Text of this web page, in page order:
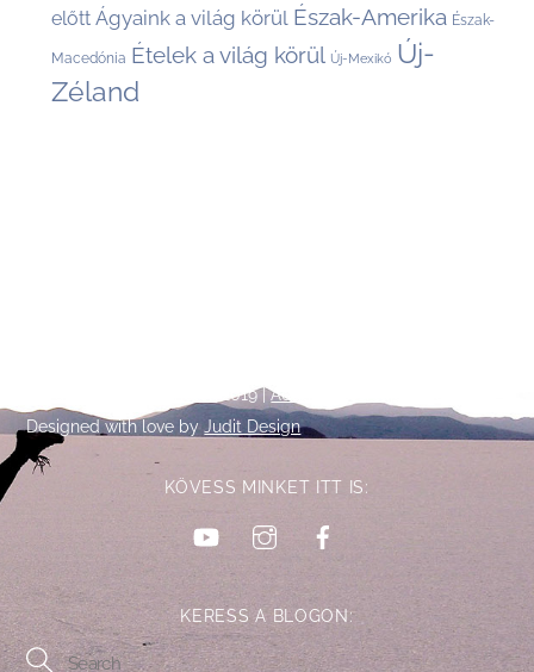
előtt Ágyaink a világ körül Észak-Amerika Észak-
Macedónia Ételek a világ körül Új-Mexikó Új-
Zéland
To
2019 |Adatkezelési tájékoztató
Designed with love byJudit Design
KÖVESS MINKET ITT IS:
YouTubeInstagram
KERESS A BLOGON: